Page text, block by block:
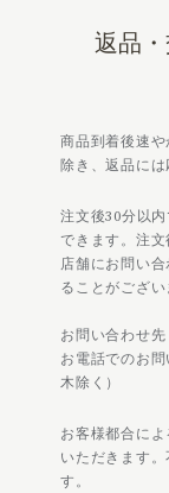
返品
商品到着後速
除き、返品には
注文後30分以
できます。注
店舗にお問い
ることがござい
お問い合わせ先
お電話でのお問
木除く）
お客様都合に
いただきます
す。